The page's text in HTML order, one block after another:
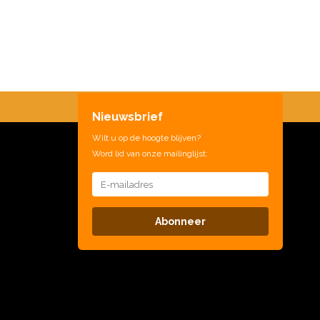
Nieuwsbrief
Wilt u op de hoogte blijven?
Word lid van onze mailinglijst:
Abonneer